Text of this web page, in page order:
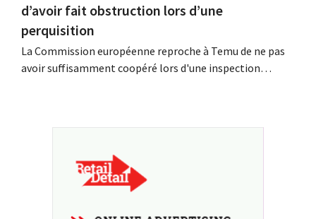
d’avoir fait obstruction lors d’une
perquisition
La Commission européenne reproche à Temu de ne pas
avoir suffisamment coopéré lors d'une inspection